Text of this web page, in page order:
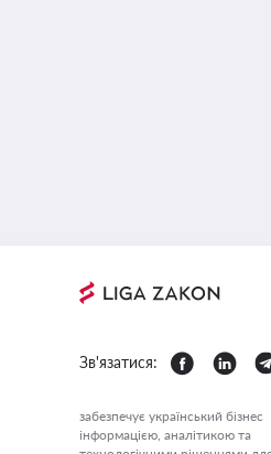
Зв'язатися:
забезпечує український бізнес
інформацією, аналітикою та